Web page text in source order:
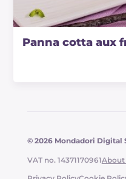
Panna cotta aux
© 2026 Mondadori Digital
VAT no. 14371170961About